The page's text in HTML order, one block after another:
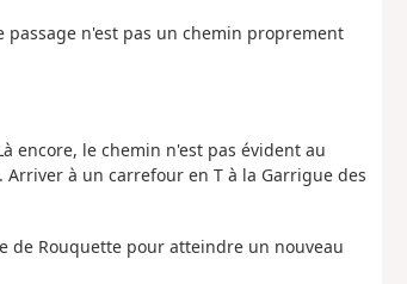
n'est pas un chemin proprement
encore, le chemin n'est pas évident au
à un carrefour en T à la Garrigue des
de Rouquette pour atteindre un nouveau